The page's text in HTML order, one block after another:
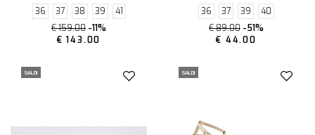
36 37 38 39
41
€ 159.00 -11%
€ 143.00
36
37 39
40
€ 89.00 -51%
€ 44.00
SALDI SALDI